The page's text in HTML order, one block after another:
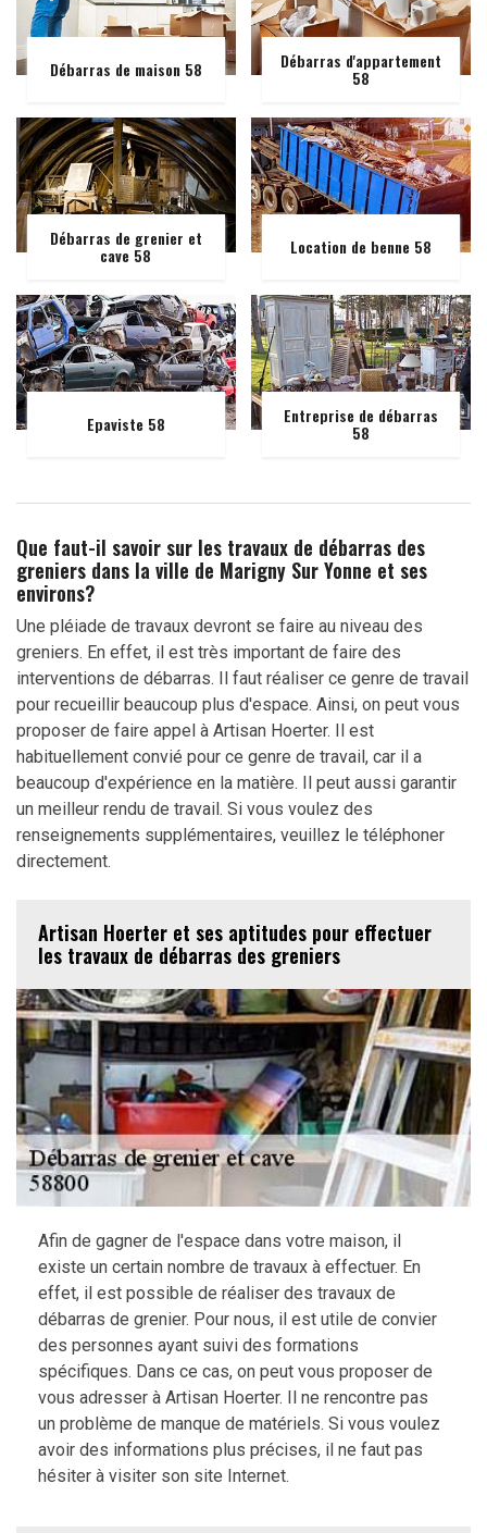
Débarras de maison 58 Débarras d'appartement
58
Débarras de grenier et
cave 58 Location de benne 58
Epaviste 58 Entreprise de débarras
58
Que faut-il savoir sur les travaux de débarras des
greniers dans la ville de Marigny Sur Yonne et ses
environs?
Une pléiade de travaux devront se faire au niveau des
greniers. En effet, il est très important de faire des
interventions de débarras. Il faut réaliser ce genre de travail
pour recueillir beaucoup plus d'espace. Ainsi, on peut vous
proposer de faire appel à Artisan Hoerter. Il est
habituellement convié pour ce genre de travail, car il a
beaucoup d'expérience en la matière. Il peut aussi garantir
un meilleur rendu de travail. Si vous voulez des
renseignements supplémentaires, veuillez le téléphoner
directement.
Artisan Hoerter et ses aptitudes pour effectuer
les travaux de débarras des greniers
Afin de gagner de l'espace dans votre maison, il
existe un certain nombre de travaux à effectuer. En
effet, il est possible de réaliser des travaux de
débarras de grenier. Pour nous, il est utile de convier
des personnes ayant suivi des formations
spécifiques. Dans ce cas, on peut vous proposer de
vous adresser à Artisan Hoerter. Il ne rencontre pas
un problème de manque de matériels. Si vous voulez
avoir des informations plus précises, il ne faut pas
hésiter à visiter son site Internet.